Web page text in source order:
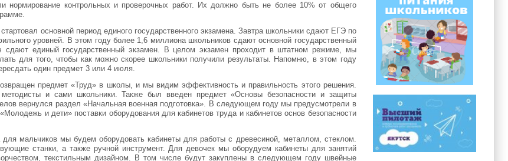
нормирование контрольных и проверочных работ. Их должно быть не более 10% от общего
основной период единого государственного экзамена. Завтра школьники сдают ЕГЭ по
уровней. В этом году более 1,6 миллиона школьников сдают основной государственный
сдают единый государственный экзамен. В целом экзамен проходит в штатном режиме, мы
для того, чтобы как можно скорее школьники получили результаты. Напомню, в этом году
один предмет 3 или 4 июля.
предмет «Труд» в школы, и мы видим эффективность и правильность этого решения.
и сами школьники. Также был введен предмет «Основы безопасности и защиты
вернулся раздел «Начальная военная подготовка». В следующем году мы предусмотрели в
и дети» поставки оборудования для кабинетов труда и кабинетов основ безопасности
мальчиков мы будем оборудовать кабинеты для работы с древесиной, металлом, стеклом.
станки, а также ручной инструмент. Для девочек мы оборудуем кабинеты для занятий
текстильным дизайном. В том числе будут закуплены в следующем году швейные